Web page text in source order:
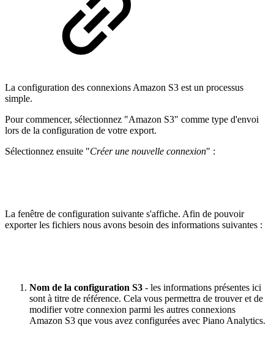
La configuration des connexions Amazon S3 est un processus
simple.
Pour commencer, sélectionnez "Amazon S3" comme type d'envoi
lors de la configuration de votre export.
Sélectionnez ensuite "Créer une nouvelle connexion" :
La fenêtre de configuration suivante s'affiche. Afin de pouvoir
exporter les fichiers nous avons besoin des informations suivantes :
Nom de la configuration S3 - les informations présentes ici
sont à titre de référence. Cela vous permettra de trouver et de
modifier votre connexion parmi les autres connexions
Amazon S3 que vous avez configurées avec Piano Analytics.